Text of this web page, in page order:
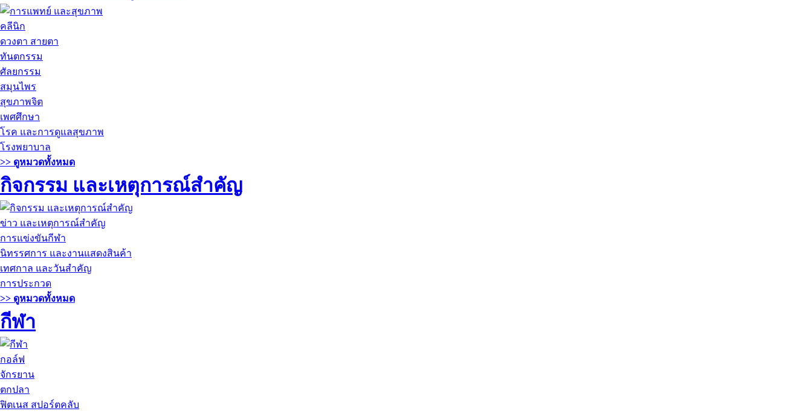
คลีนิก
ดวงตา สายตา
ทันตกรรม
ศัลยกรรม
สมุนไพร
สุขภาพจิต
เพศศึกษา
โรค และการดูแลสุขภาพ
โรงพยาบาล
>> ดูหมวดทั้งหมด
กิจกรรม และเหตุการณ์สำคัญ
ข่าว และเหตุการณ์สำคัญ
การแข่งขันกีฬา
นิทรรศการ และงานแสดงสินค้า
เทศกาล และวันสำคัญ
การประกวด
>> ดูหมวดทั้งหมด
กีฬา
กอล์ฟ
จักรยาน
ตกปลา
ฟิตเนส สปอร์ตคลับ